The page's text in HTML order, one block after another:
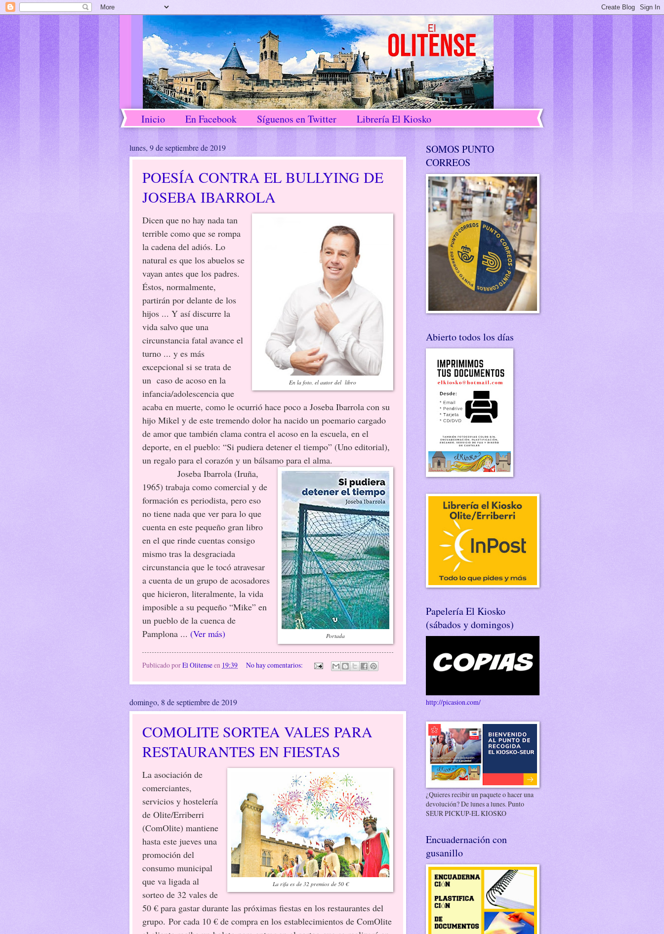
Inicio En Facebook Síguenos en Twitter Librería El Kiosko
lunes, 9 de septiembre de 2019
POESÍA CONTRA EL BULLYING DE
JOSEBA IBARROLA
En la foto, el autor del libro
Dicen que no hay nada tan
terrible como que se rompa
la cadena del adiós. Lo
natural es que los abuelos se
vayan antes que los padres.
Éstos, normalmente,
partirán por delante de los
hijos ... Y así discurre la
vida salvo que una
circunstancia fatal avance el
turno ... y es más
excepcional si se trata de
un caso de acoso en la
infancia/adolescencia que
acaba en muerte, como le ocurrió hace poco a Joseba Ibarrola con su
hijo Mikel y de este tremendo dolor ha nacido un poemario cargado
de amor que también clama contra el acoso en la escuela, en el
deporte, en el pueblo: “Si pudiera detener el tiempo” (Uno editorial),
un regalo para el corazón y un bálsamo para el alma.
Portada
Joseba Ibarrola (Iruña,
1965) trabaja como comercial y de
formación es periodista, pero eso
no tiene nada que ver para lo que
cuenta en este pequeño gran libro
en el que rinde cuentas consigo
mismo tras la desgraciada
circunstancia que le tocó atravesar
a cuenta de un grupo de acosadores
que hicieron, literalmente, la vida
imposible a su pequeño “Mike” en
un pueblo de la cuenca de
Pamplona ... (Ver más)
Publicado porEl Olitenseen 19:39 No hay comentarios:
domingo, 8 de septiembre de 2019
COMOLITE SORTEA VALES PARA
RESTAURANTES EN FIESTAS
La rifa es de 32 premios de 50 €
La asociación de
comerciantes,
servicios y hostelería
de Olite/Erriberri
(ComOlite) mantiene
hasta este jueves una
promoción del
consumo municipal
que va ligada al
sorteo de 32 vales de
50 € para gastar durante las próximas fiestas en los restaurantes del
grupo. Por cada 10 € de compra en los establecimientos de ComOlite
SOMOS PUNTO
CORREOS
Abierto todos los días
Papelería El Kiosko
(sábados y domingos)
http://picasion.com/
¿Quieres recibir un paquete o hacer una
devolución? De lunes a lunes. Punto
SEUR PICKUP-EL KIOSKO
Encuadernación con
gusanillo